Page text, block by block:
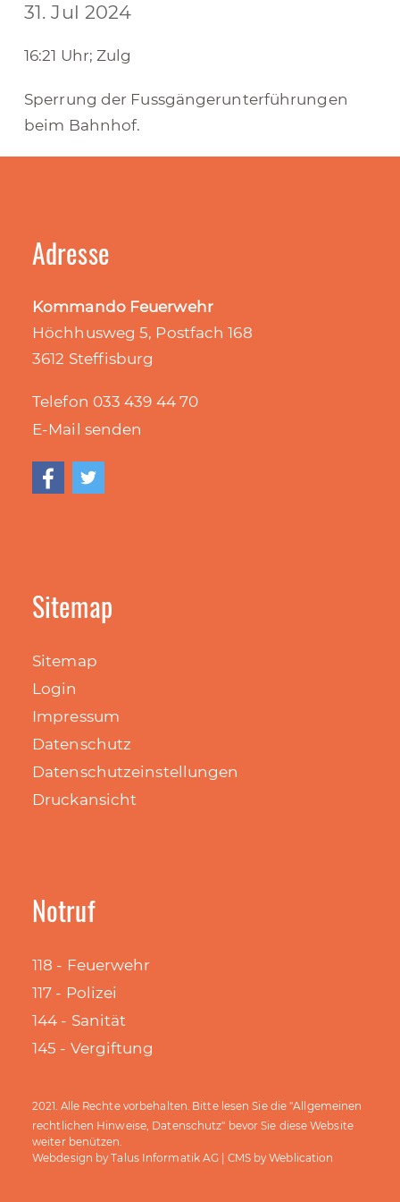
31. Jul 2024
16:21 Uhr; Zulg
Sperrung der Fussgängerunterführungen
beim Bahnhof.
Adresse
Kommando Feuerwehr
Höchhusweg 5, Postfach 168
3612 Steffisburg
Telefon 033 439 44 70
E-Mail senden
Sitemap
Sitemap
Login
Impressum
Datenschutz
Datenschutzeinstellungen
Druckansicht
Notruf
118 - Feuerwehr
117 - Polizei
144 - Sanität
145 - Vergiftung
2021. Alle Rechte vorbehalten. Bitte lesen Sie die "Allgemeinen
rechtlichen Hinweise, Datenschutz" bevor Sie diese Website
weiter benützen.
Webdesign byTalus Informatik AG | CMS byWeblication